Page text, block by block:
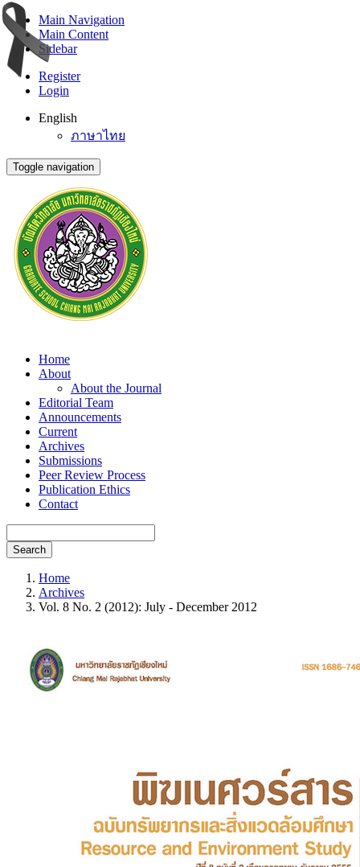
Main Navigation
Main Content
Sidebar
Register
Login
English
ภาษาไทย
Toggle navigation
Home
About
About the Journal
Editorial Team
Announcements
Current
Archives
Submissions
Peer Review Process
Publication Ethics
Contact
Search
Home
Archives
Vol. 8 No. 2 (2012): July - December 2012